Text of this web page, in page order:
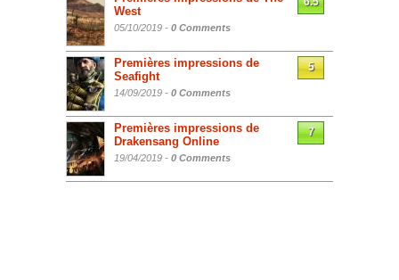
West
05/10/2019 - 0 Comments
Premières impressions de
Seafight
14/09/2019 - 0 Comments
5
Premières impressions de
Drakensang Online
19/04/2019 - 0 Comments
7